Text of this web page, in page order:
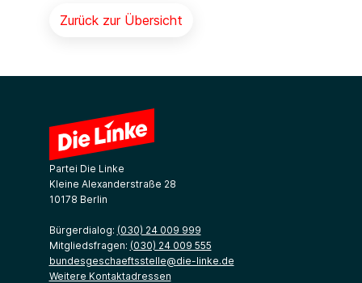
Zurück zur Übersicht
Partei Die Linke
Kleine Alexanderstraße 28
10178 Berlin
Bürgerdialog: (030) 24 009 999
Mitgliedsfragen: (030) 24 009 555
bundesgeschaeftsstelle@die-linke.de
Weitere Kontaktadressen